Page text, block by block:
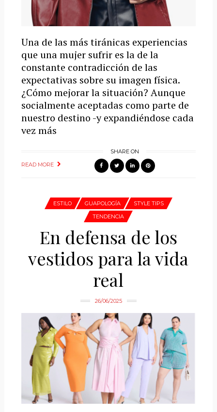
Una de las más tiránicas experiencias
que una mujer sufrir es la de la
constante contradicción de las
expectativas sobre su imagen física.
¿Cómo mejorar la situación? Aunque
socialmente aceptadas como parte de
nuestro destino -y expandiéndose cada
vez más
READ MORE
SHARE ON
ESTILO GUAPOLOGÍA
STYLE TIPS
TENDENCIA
En defensa de los
vestidos para la vida
real
26/06/2025